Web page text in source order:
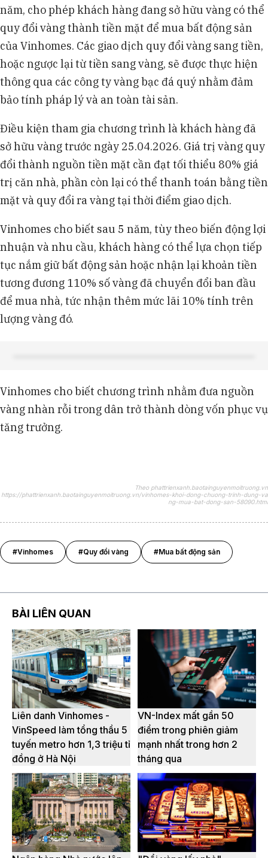
năm, cho phép khách hàng đang sở hữu vàng có thể
quy đổi vàng thành tiền mặt để mua bất động sản
của Vinhomes. Các giao dịch quy đổi vàng sang tiền,
hoặc ngược lại từ tiền sang vàng, sẽ được thực hiện
thông qua các công ty vàng bạc đá quý nhằm đảm
bảo tính pháp lý và an toàn tài sản.
Điều kiện tham gia chương trình là khách hàng đã
sở hữu vàng trước ngày 25.04.2026. Giá trị vàng quy
đổi thành nguồn tiền mặt cần đạt tối thiểu 80% giá
trị căn nhà, phần còn lại có thể thanh toán bằng tiền
mặt và quy đổi ra vàng tại thời điểm giao dịch.
Vinhomes cho biết sau 5 năm, tùy theo biến động lợi
nhuận và nhu cầu, khách hàng có thể lựa chọn tiếp
tục nắm giữ bất động sản hoặc nhận lại khoản tiền
tương đương 110% số vàng đã chuyển đổi ban đầu
để mua nhà, tức nhận thêm mức lãi 10% tính trên
lượng vàng đó.
Vinhomes cho biết chương trình nhằm đưa nguồn
vàng nhàn rỗi trong dân trở thành dòng vốn phục vụ
tăng trưởng.
Theo phattrienxanh.baotainguyenmoitruong.vn
https://phattrienxanh.baotainguyenmoitruong.vn/vinhomes-khoi-dong-chuong-trinh-dung-va
ng-mua-bat-dong-san-58090.html
#Vinhomes #Quy đổi vàng #Mua bất động sản
BÀI LIÊN QUAN
Liên danh Vinhomes -
VinSpeed làm tổng thầu 5
tuyến metro hơn 1,3 triệu tỉ
đồng ở Hà Nội
VN-Index mất gần 50
điểm trong phiên giảm
mạnh nhất trong hơn 2
tháng qua